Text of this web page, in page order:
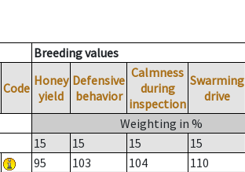
Breeding values
Code Honey
yield
Defensive
behavior
Calmness
during
inspection
Swarming
drive
Weighting in %
15
15 15 15
95 103 104 110